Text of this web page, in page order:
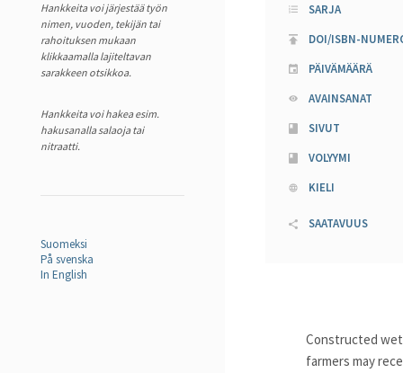
Hankkeita voi järjestää työn
nimen, vuoden, tekijän tai
rahoituksen mukaan
klikkaamalla lajiteltavan
sarakkeen otsikkoa.
Hankkeita voi hakea esim.
hakusanalla salaoja tai
nitraatti.
Suomeksi
På svenska
In English
SARJA
DOI/ISBN-
PÄIVÄMÄÄRÄ
AVAINSANAT
SIVUT
VOLYYMI
KIELI
SAATAVUUS
Constructed
farmers may